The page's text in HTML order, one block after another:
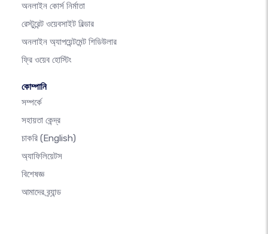
অনলাইন কোর্স নির্মাতা
রেস্টুরেন্ট ওয়েবসাইট বিল্ডার
অনলাইন অ্যাপয়েন্টমেন্ট শিডিউলার
ফ্রি ওয়েব হোস্টিং
কোম্পানি
সম্পর্কে
সহায়তা কেন্দ্র
চাকরি (English)
অ্যাফিলিয়েটস
বিশেষজ্ঞ
আমাদের ব্র্যান্ড